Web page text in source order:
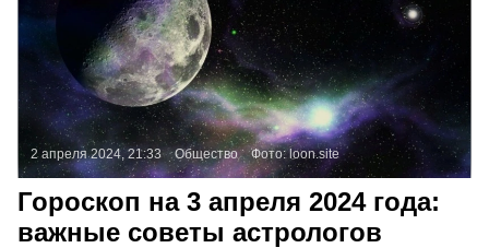
2 апреля 2024, 21:33 Общество Фото:loon.site
Гороскоп на 3 апреля 2024 года:
важные советы астрологов